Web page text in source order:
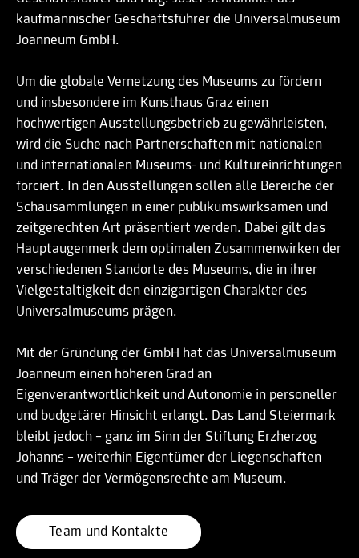
kaufmännischer Geschäftsführer die Universalmuseum
Joanneum GmbH.
Um die globale Vernetzung des Museums zu fördern
und insbesondere im Kunsthaus Graz einen
hochwertigen Ausstellungsbetrieb zu gewährleisten,
wird die Suche nach Partnerschaften mit nationalen
und internationalen Museums- und Kultureinrichtungen
forciert. In den Ausstellungen sollen alle Bereiche der
Schausammlungen in einer publikumswirksamen und
zeitgerechten Art präsentiert werden. Dabei gilt das
Hauptaugenmerk dem optimalen Zusammenwirken der
verschiedenen Standorte des Museums, die in ihrer
Vielgestaltigkeit den einzigartigen Charakter des
Universalmuseums prägen.
Mit der Gründung der GmbH hat das Universalmuseum
Joanneum einen höheren Grad an
Eigenverantwortlichkeit und Autonomie in personeller
und budgetärer Hinsicht erlangt. Das Land Steiermark
bleibt jedoch – ganz im Sinn der Stiftung Erzherzog
Johanns – weiterhin Eigentümer der Liegenschaften
und Träger der Vermögensrechte am Museum.
Team und Kontakte